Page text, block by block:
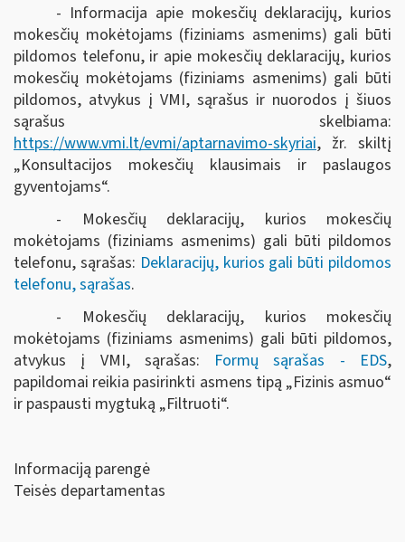
- Informacija apie mokesčių deklaracijų, kurios
mokesčių mokėtojams (fiziniams asmenims) gali būti
pildomos telefonu, ir apie mokesčių deklaracijų, kurios
mokesčių mokėtojams (fiziniams asmenims) gali būti
pildomos, atvykus į VMI, sąrašus ir nuorodos į šiuos
sąrašus skelbiama:
https://www.vmi.lt/evmi/aptarnavimo-skyriai, žr. skiltį
„Konsultacijos mokesčių klausimais ir paslaugos
gyventojams“.
- Mokesčių deklaracijų, kurios mokesčių
mokėtojams (fiziniams asmenims) gali būti pildomos
telefonu, sąrašas: Deklaracijų, kurios gali būti pildomos
telefonu, sąrašas.
- Mokesčių deklaracijų, kurios mokesčių
mokėtojams (fiziniams asmenims) gali būti pildomos,
atvykus į VMI, sąrašas: Formų sąrašas - EDS,
papildomai reikia pasirinkti asmens tipą „Fizinis asmuo“
ir paspausti mygtuką „Filtruoti“.
Informaciją parengė
Teisės departamentas